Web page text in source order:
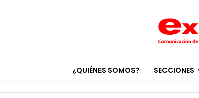
¿QUIÉNES SOMOS? SECCIONES